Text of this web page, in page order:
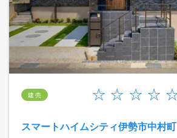
建 売
スマートハイムシティ伊勢市中村町